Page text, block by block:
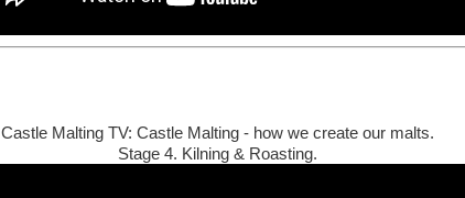
Castle Malting TV: Castle Malting - how we create our malts.
Stage 4. Kilning & Roasting.